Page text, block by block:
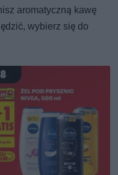
aromatyczną kawę
wybierz się do